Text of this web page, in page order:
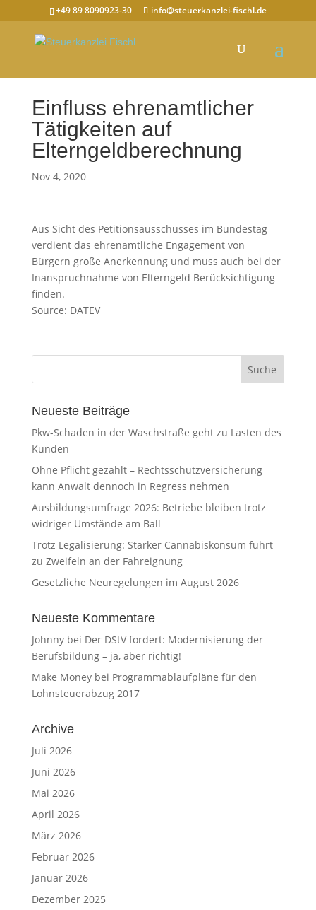
+49 89 8090923-30 info@steuerkanzlei-fischl.de
Einfluss ehrenamtlicher
Tätigkeiten auf
Elterngeldberechnung
Nov 4, 2020
Aus Sicht des Petitionsausschusses im Bundestag
verdient das ehrenamtliche Engagement von
Bürgern große Anerkennung und muss auch bei der
Inanspruchnahme von Elterngeld Berücksichtigung
finden.
Source: DATEV
Neueste Beiträge
Pkw-Schaden in der Waschstraße geht zu Lasten des
Kunden
Ohne Pflicht gezahlt – Rechtsschutzversicherung
kann Anwalt dennoch in Regress nehmen
Ausbildungsumfrage 2026: Betriebe bleiben trotz
widriger Umstände am Ball
Trotz Legalisierung: Starker Cannabiskonsum führt
zu Zweifeln an der Fahreignung
Gesetzliche Neuregelungen im August 2026
Neueste Kommentare
Johnnybei Der DStV fordert: Modernisierung der
Berufsbildung – ja, aber richtig!
Make Moneybei Programmablaufpläne für den
Lohnsteuerabzug 2017
Archive
Juli 2026
Juni 2026
Mai 2026
April 2026
März 2026
Februar 2026
Januar 2026
Dezember 2025